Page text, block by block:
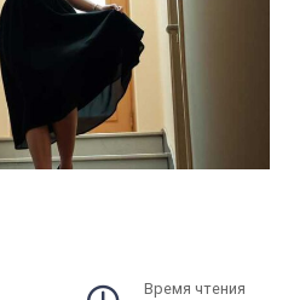
Время чтения